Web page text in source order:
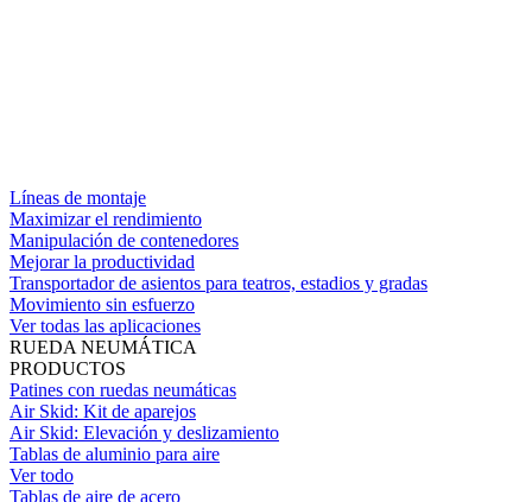
Líneas de montaje
Maximizar el rendimiento
Manipulación de contenedores
Mejorar la productividad
Transportador de asientos para teatros, estadios y gradas
Movimiento sin esfuerzo
Ver todas las aplicaciones
RUEDA NEUMÁTICA
PRODUCTOS
Patines con ruedas neumáticas
Air Skid: Kit de aparejos
Air Skid: Elevación y deslizamiento
Tablas de aluminio para aire
Ver todo
Tablas de aire de acero